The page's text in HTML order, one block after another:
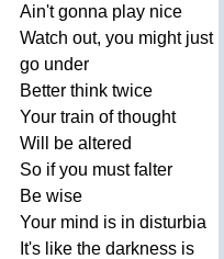
Ain't gonna play nice
Watch out, you might just
go under
Better think twice
Your train of thought
Will
be altered
So if you must falter
Be wise
Your mind is in disturbia
It's like the darkness is